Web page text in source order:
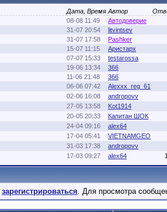
Дата, Время Автор
08-08 11:49 Автодоверие
31-07 20:54 litvintsev
31-07 17:58 Pashker
15-07 11:15 Аристарх
07-07 15:33 testarossa
19-06 13:34 366
11-06 21:48 366
06-06 07:42 Alexxx_reg_61
02-06 16:08 andropovv
27-05 13:58 Kot1914
20-05 20:33 Капитан ШОК
24-04 09:16 alex64
17-04 05:41 VIETNAMGEO
31-03 17:38 andropovv
17-03 09:27 alex64
зарегистрироваться. Для просмотра